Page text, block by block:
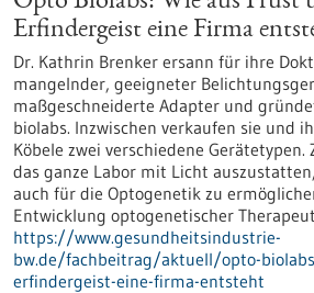
Erfindergeist eine Firma
Dr. Kathrin Brenker ersann für ihre
mangelnder, geeigneter
maßgeschneiderte Adapter und
biolabs. Inzwischen verkaufen sie und
Köbele zwei verschiedene
das ganze Labor mit Licht
auch für die Optogenetik zu
Entwicklung optogenetischer
https://www.gesundheitsindustrie-
bw.de/fachbeitrag/aktuell/opto-
erfindergeist-eine-firma-entsteht